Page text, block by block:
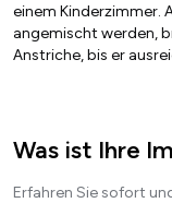
einem Kinderzimmer.
angemischt werden,
Anstriche, bis er
Was ist Ihre
Erfahren Sie sofort